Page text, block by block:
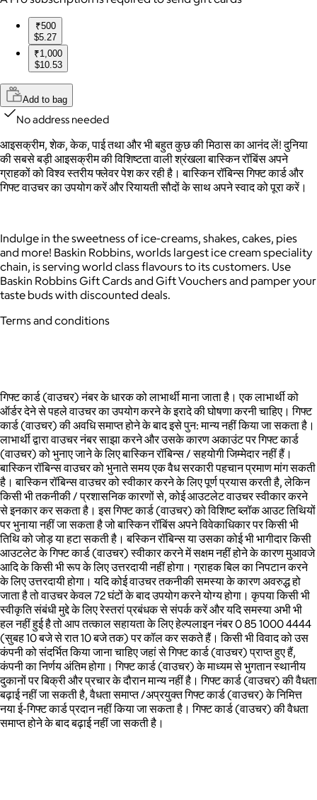
₹500
$5.27
₹1,000
$10.53
Add to bag
No address needed
आइसक्रीम, शेक, केक, पाई तथा और भी बहुत कुछ की मिठास का आनंद लें! दुनिया
की सबसे बड़ी आइसक्रीम की विशिष्टता वाली श्रंखला बास्किन रॉबिंस अपने
ग्राहकों को विश्व स्तरीय फ्लेवर पेश कर रही है। बास्किन रॉबिन्स गिफ्ट कार्ड और
गिफ्ट वाउचर का उपयोग करें और रियायती सौदों के साथ अपने स्वाद को पूरा करें।
Indulge in the sweetness of ice-creams, shakes, cakes, pies
and more! Baskin Robbins, worlds largest ice cream speciality
chain, is serving world class flavours to its customers. Use
Baskin Robbins Gift Cards and Gift Vouchers and pamper your
taste buds with discounted deals.
Terms and conditions
गिफ्ट कार्ड (वाउचर) नंबर के धारक को लाभार्थी माना जाता है। एक लाभार्थी को
ऑर्डर देने से पहले वाउचर का उपयोग करने के इरादे की घोषणा करनी चाहिए। गिफ्ट
कार्ड (वाउचर) की अवधि समाप्त होने के बाद इसे पुन: मान्य नहीं किया जा सकता है।
लाभार्थी द्वारा वाउचर नंबर साझा करने और उसके कारण अकाउंट पर गिफ्ट कार्ड
(वाउचर) को भुनाए जाने के लिए बास्किन रॉबिन्स / सहयोगी जिम्मेदार नहीं हैं।
बास्किन रॉबिन्स वाउचर को भुनाते समय एक वैध सरकारी पहचान प्रमाण मांग सकती
है। बास्किन रॉबिन्स वाउचर को स्वीकार करने के लिए पूर्ण प्रयास करती है, लेकिन
किसी भी तकनीकी / प्रशासनिक कारणों से, कोई आउटलेट वाउचर स्वीकार करने
से इनकार कर सकता है। इस गिफ्ट कार्ड (वाउचर) को विशिष्ट ब्लॉक आउट तिथियों
पर भुनाया नहीं जा सकता है जो बास्किन रॉबिंस अपने विवेकाधिकार पर किसी भी
तिथि को जोड़ या हटा सकती है। बस्किन रॉबिन्स या उसका कोई भी भागीदार किसी
आउटलेट के गिफ्ट कार्ड (वाउचर) स्वीकार करने में सक्षम नहीं होने के कारण मुआवजे
आदि के किसी भी रूप के लिए उत्तरदायी नहीं होगा। ग्राहक बिल का निपटान करने
के लिए उत्तरदायी होगा। यदि कोई वाउचर तकनीकी समस्या के कारण अवरुद्ध हो
जाता है तो वाउचर केवल 72 घंटों के बाद उपयोग करने योग्य होगा। कृपया किसी भी
स्वीकृति संबंधी मुद्दे के लिए रेस्तरां प्रबंधक से संपर्क करें और यदि समस्या अभी भी
हल नहीं हुई है तो आप तत्काल सहायता के लिए हेल्पलाइन नंबर 0 85 1000 4444
(सुबह 10 बजे से रात 10 बजे तक) पर कॉल कर सकते हैं। किसी भी विवाद को उस
कंपनी को संदर्भित किया जाना चाहिए जहां से गिफ्ट कार्ड (वाउचर) प्राप्त हुए हैं,
कंपनी का निर्णय अंतिम होगा। गिफ्ट कार्ड (वाउचर) के माध्यम से भुगतान स्थानीय
दुकानों पर बिक्री और प्रचार के दौरान मान्य नहीं है। गिफ्ट कार्ड (वाउचर) की वैधता
बढ़ाई नहीं जा सकती है, वैधता समाप्त /अप्रयुक्त गिफ्ट कार्ड (वाउचर) के निमित्त
नया ई-गिफ्ट कार्ड प्रदान नहीं किया जा सकता है। गिफ्ट कार्ड (वाउचर) की वैधता
समाप्त होने के बाद बढ़ाई नहीं जा सकती है।